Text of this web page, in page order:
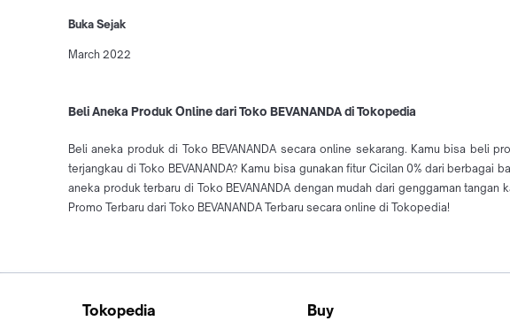
Buka Sejak
March 2022
Beli Aneka Produk Online dari Toko BEVANANDA di Tokopedia
Beli aneka produk di Toko BEVANANDA secara online sekarang. Kamu bisa beli
terjangkau di Toko BEVANANDA? Kamu bisa gunakan fitur Cicilan 0% dari
aneka produk terbaru di Toko BEVANANDA dengan mudah dari genggaman
Promo Terbaru dari Toko BEVANANDA Terbaru secara online di Tokopedia!
Tokopedia Buy